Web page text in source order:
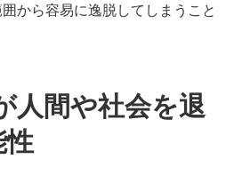
から容易に逸脱してしまうこと
人間や社会を退
性